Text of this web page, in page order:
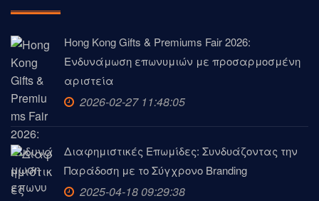
Hong Kong Gifts & Premiums Fair 2026:
Ενδυνάμωση επωνυμιών με προσαρμοσμένη
αριστεία
2026-02-27 11:48:05
Διαφημιστικές Επωμίδες: Συνδυάζοντας την
Παράδοση με το Σύγχρονο Branding
2025-04-18 09:29:38